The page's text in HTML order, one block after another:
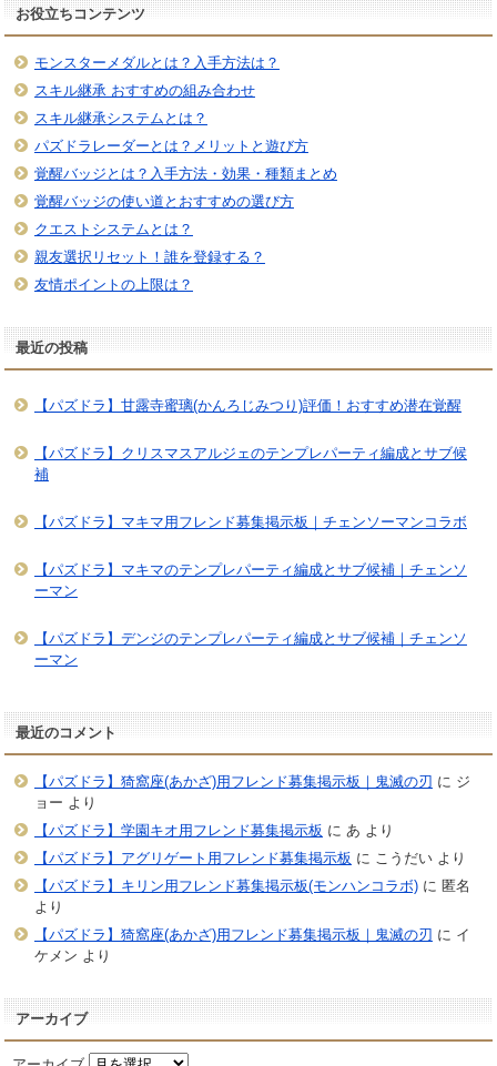
お役立ちコンテンツ
モンスターメダルとは？入手方法は？
スキル継承 おすすめの組み合わせ
スキル継承システムとは？
パズドラレーダーとは？メリットと遊び方
覚醒バッジとは？入手方法・効果・種類まとめ
覚醒バッジの使い道とおすすめの選び方
クエストシステムとは？
親友選択リセット！誰を登録する？
友情ポイントの上限は？
最近の投稿
【パズドラ】甘露寺蜜璃(かんろじみつり)評価！おすすめ潜在覚醒
【パズドラ】クリスマスアルジェのテンプレパーティ編成とサブ候
補
【パズドラ】マキマ用フレンド募集掲示板｜チェンソーマンコラボ
【パズドラ】マキマのテンプレパーティ編成とサブ候補｜チェンソ
ーマン
【パズドラ】デンジのテンプレパーティ編成とサブ候補｜チェンソ
ーマン
最近のコメント
【パズドラ】猗窩座(あかざ)用フレンド募集掲示板｜鬼滅の刃 に ジ
ョー より
【パズドラ】学園キオ用フレンド募集掲示板 に あ より
【パズドラ】アグリゲート用フレンド募集掲示板 に こうだいより
【パズドラ】キリン用フレンド募集掲示板(モンハンコラボ)に 匿名
より
【パズドラ】猗窩座(あかざ)用フレンド募集掲示板｜鬼滅の刃 に イ
ケメン より
アーカイブ